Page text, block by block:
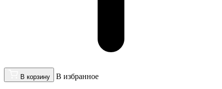
В корзину В избранное